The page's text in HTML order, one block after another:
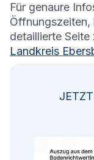
Für genaure
Öffnungszeiten,
detaillierte Seite
Landkreis